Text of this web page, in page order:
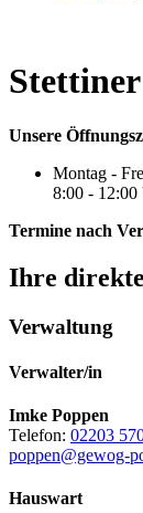
Unsere
Montag -
8:00 - 12:00
Termine nach
Ihre
Verwaltung
Verwalter/in
Imke Poppen
Telefon: 02203
poppen@gewog-
Hauswart